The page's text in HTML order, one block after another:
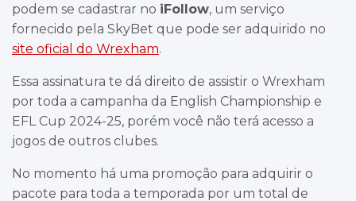
podem se cadastrar no iFollow, um serviço
fornecido pela SkyBet que pode ser adquirido no
site oficial do Wrexham.
Essa assinatura te dá direito de assistir o Wrexham
por toda a campanha da English Championship e
EFL Cup 2024-25, porém você não terá acesso a
jogos de outros clubes.
No momento há uma promoção para adquirir o
pacote para toda a temporada por um total de